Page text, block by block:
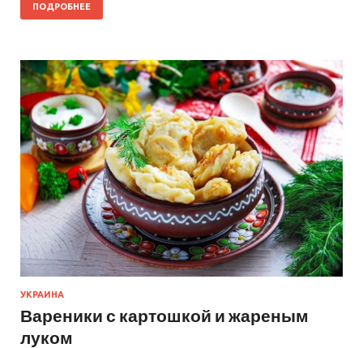
ПОДРОБНЕЕ
УКРАИНА
Вареники с картошкой и жареным
луком